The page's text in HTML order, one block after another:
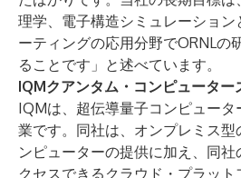
理学、電子構造シミュレーション
ーティングの応用分野でORNLの
ることです」と述べています。
IQMクアンタム・コンピューター
IQMは、超伝導量子コンピュー
業です。同社は、オンプレミス型
ンピューターの提供に加え、同
クセスできるクラウド・プラッ